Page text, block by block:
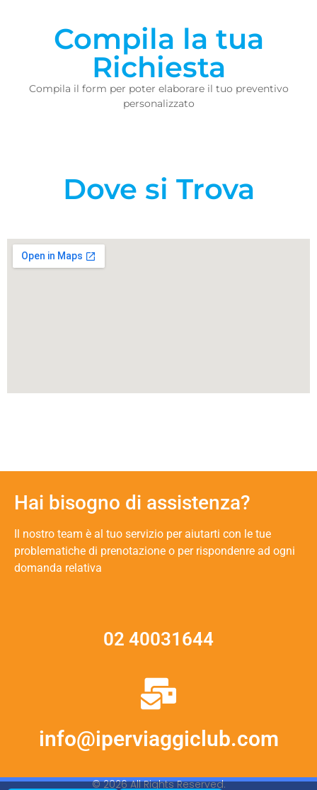
Compila la tua
Richiesta
Compila il form per poter elaborare il tuo preventivo
personalizzato
Dove si Trova
Hai bisogno di assistenza?
Il nostro team è al tuo servizio per aiutarti con le tue
problematiche di prenotazione o per rispondenre ad ogni
domanda relativa
02 40031644
info@iperviaggiclub.com
© 2026 All Rights Reserved.